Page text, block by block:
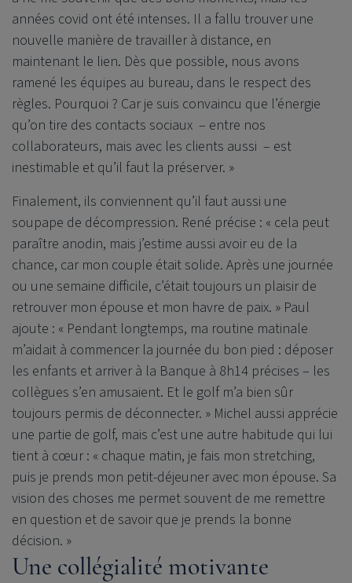
années covid ont été intenses. Il a fallu trouver une
nouvelle manière de travailler à distance, en
maintenant le lien. Dès que possible, nous avons
ramené les équipes au bureau, dans le respect des
règles. Pourquoi ? Car je suis convaincu que l’énergie
qu’on tire des contacts sociaux – entre nos
collaborateurs, mais avec les clients aussi – est
inestimable et qu’il faut la préserver. »
Finalement, ils conviennent qu’il faut aussi une
soupape de décompression. René précise : « cela peut
paraître anodin, mais j’estime aussi avoir eu de la
chance, car mon couple était solide. Après une journée
ou une semaine difficile, c’était toujours un plaisir de
retrouver mon épouse et mon havre de paix. » Paul
ajoute : « Pendant longtemps, ma routine matinale
m’aidait à commencer la journée du bon pied : déposer
les enfants et arriver à la Banque à 8h14 précises – les
collègues s’en amusaient. Et le golf m’a bien sûr
toujours permis de déconnecter. » Michel aussi apprécie
une partie de golf, mais c’est une autre habitude qui lui
tient à cœur : « chaque matin, je fais mon stretching,
puis je prends mon petit-déjeuner avec mon épouse. Sa
vision des choses me permet souvent de me remettre
en question et de savoir que je prends la bonne
décision. »
Une collégialité motivante